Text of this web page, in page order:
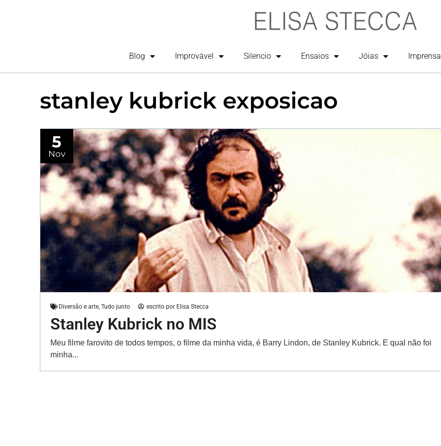
Blog Improvável Silencio Ensaios Jóias Imprensa
stanley kubrick exposicao
Diversão e arte, Tudo junto escrito porElisa Stecca
Stanley Kubrick no MIS
Meu filme farovito de todos tempos, o filme da minha vida, é Barry Lindon, de Stanley Kubrick. E qual não foi
minha...
5
Nov